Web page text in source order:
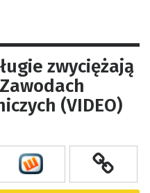
zwyciężają
(VIDEO)